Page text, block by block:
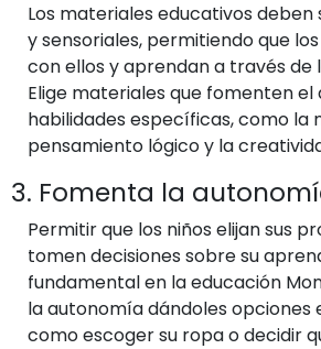
Los materiales educativos
y sensoriales, permitiendo que
con ellos y aprendan a través de
Elige materiales que fomenten el
habilidades específicas, como la
pensamiento lógico y la
3. Fomenta la
Permitir que los niños elijan sus
tomen decisiones sobre su
fundamental en la educación
la autonomía dándoles opciones
como escoger su ropa o decidir